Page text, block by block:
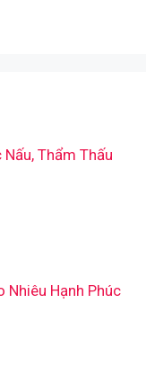
Thẩm Thấu
Nhiêu Hạnh Phúc